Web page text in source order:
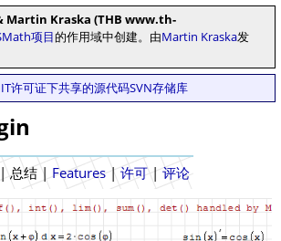
Martin Kraska (THB www.th-
项目的作用域中创建。由Martin Kraska发
许可证下共享的源代码SVN存储库
| 总结 | Features | 许可 | 评论